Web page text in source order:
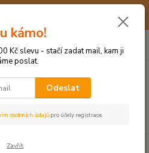
DOVOLENOU ☀️ OBJEDNÁVKY
Hledat
za0 Kč
kámo!
Kč slevu - stačí zadat mail, kam ji
poslat.
Odeslat
osobních údajů pro účely registrace.
Zavřít